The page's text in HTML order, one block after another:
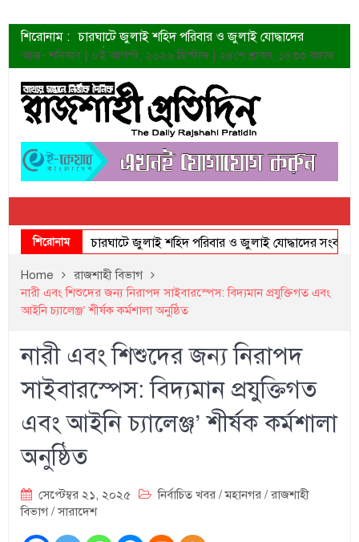
শিরোনাম : চারঘাটে জুলাই শহিদ পরিবার ও জুলাই যোদ্ধাদের
সংবর্ধনা
শহীদদের প্রত্যাশা এখনো পূরণ হয়নি: ডা. শফিকুর রহমান
ত্বক ভালো রাখতে যে ৫ কাজ করবেন
জুলাই স্মৃতি জাদুঘরের দুয়ার খুলেছে উদ্বোধন করলেন
প্রধানমন্ত্রী
শাহরুখের নতুন সিনেমার লুক
কোয়ার্টার ফাইনালে নেইমারের দুর্দান্ত অ্যাসিস্টে সান্তোস
ডেনিস লিয়ামিন রাশিয়ার ড্রোন বাহিনীর প্রধান হলেন
জুলাই শহিদদের আত্মত্যাগ জাতি চিরকাল শ্রদ্ধার সাথে
আজ- শনিবার | ৮ই আগস্ট, ২০২৬ খ্রিস্টাব্দ | ২৪শে শ্রাবণ, ১৪৩৩ বঙ্গাব্দ
শিরোনামচারঘাটে জুলাই শহিদ পরিবার ও জুলাই যোদ্ধাদের সংবর্ধনা
Home
রাজশাহী বিভাগ
নারী এবং শিশুদের জন্য নিরাপদ সাইবারস্পেস: বিদ্যমান প্রযুক্তিগত এবং
আইনি চ্যালেঞ্জ’ শীর্ষক কর্মশালা অনুষ্ঠিত
নারী এবং শিশুদের জন্য নিরাপদ
সাইবারস্পেস: বিদ্যমান প্রযুক্তিগত
এবং আইনি চ্যালেঞ্জ’ শীর্ষক কর্মশালা
অনুষ্ঠিত
সেপ্টেম্বর ২১, ২০২৫ নির্বাচিত খবর /মহানগর /রাজশাহী
বিভাগ/সারাদেশ